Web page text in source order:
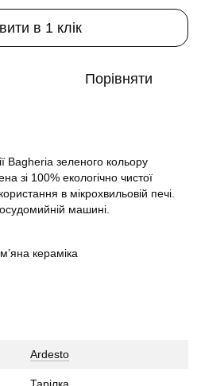
в 1 клік
Порівняти
Bagheria зеленого кольору
зі 100% екологічно чистої
в мікрохвильовій печі.
машині.
кераміка
Ardesto
Тарілка